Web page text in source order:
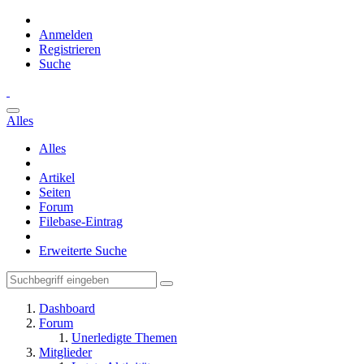
Anmelden
Registrieren
Suche
Alles
Alles
Artikel
Seiten
Forum
Filebase-Eintrag
Erweiterte Suche
Dashboard
Forum
Unerledigte Themen
Mitglieder